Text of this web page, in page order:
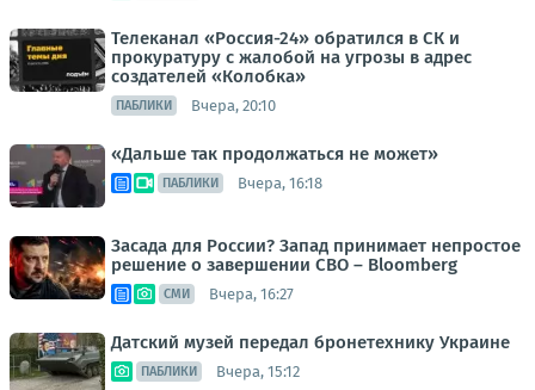
Телеканал «Россия-24» обратился в СК и
прокуратуру с жалобой на угрозы в адрес
создателей «Колобка»
ПАБЛИКИ Вчера, 20:10
«Дальше так продолжаться не может»
ПАБЛИКИ Вчера, 16:18
Засада для России? Запад принимает непростое
решение о завершении СВО – Bloomberg
СМИ Вчера, 16:27
Датский музей передал бронетехнику Украине
ПАБЛИКИ Вчера, 15:12